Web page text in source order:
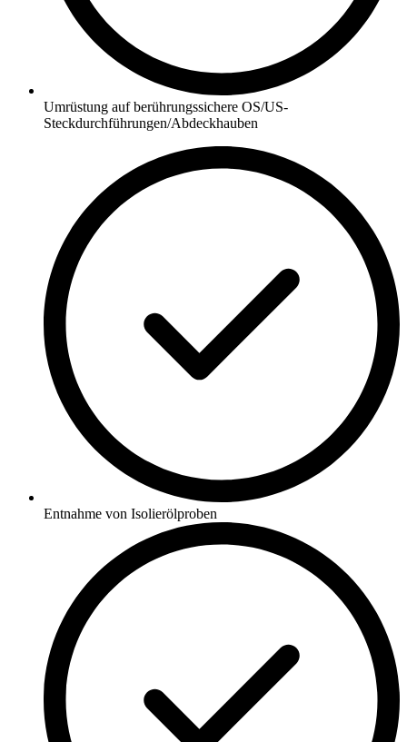
Umrüstung auf berührungssichere OS/US-
Steckdurchführungen/Abdeckhauben
Entnahme von Isolierölproben